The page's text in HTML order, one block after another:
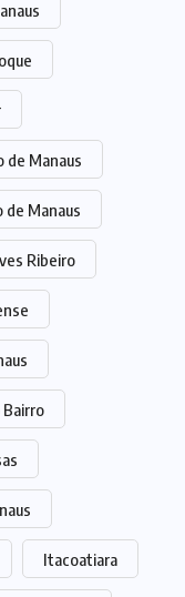
de Manaus
Manaus
Ribeiro
Itacoatiara